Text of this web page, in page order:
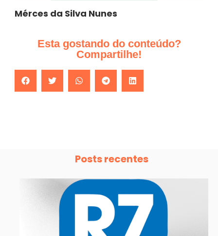
Mérces da Silva Nunes
Esta gostando do conteúdo?
Compartilhe!
Posts recentes